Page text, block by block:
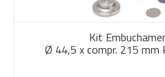
Kit
Ø 44,5 x compr. 215 mm